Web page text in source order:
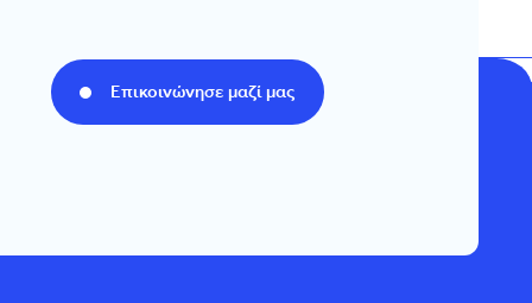
Επικοινώνησε μαζί μας